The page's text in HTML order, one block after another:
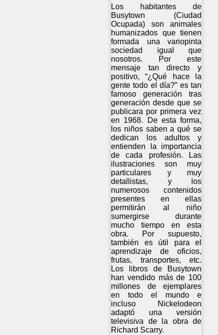
Los habitantes de
Busytown (Ciudad
Ocupada) son animales
humanizados que tienen
formada una variopinta
sociedad igual que
nosotros. Por este
mensaje tan directo y
positivo, “¿Qué hace la
gente todo el día?” es tan
famoso generación tras
generación desde que se
publicara por primera vez
en 1968. De esta forma,
los niños saben a qué se
dedican los adultos y
entienden la importancia
de cada profesión. Las
ilustraciones son muy
particulares y muy
detallistas, y los
numerosos contenidos
presentes en ellas
permitirán al niño
sumergirse durante
mucho tiempo en esta
obra. Por supuesto,
también es útil para el
aprendizaje de oficios,
frutas, transportes, etc.
Los libros de Busytown
han vendido más de 100
millones de ejemplares
en todo el mundo e
incluso Nickelodeon
adaptó una versión
televisiva de la obra de
Richard Scarry.